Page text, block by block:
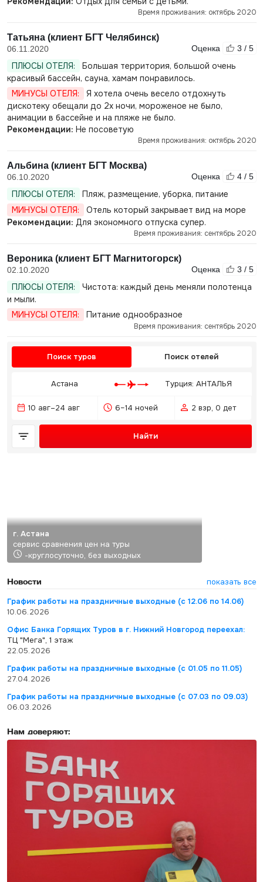
Время проживания: октябрь 2020
Татьяна (клиент БГТ Челябинск)
06.11.2020 Оценка 3 / 5
ПЛЮСЫ ОТЕЛЯ:
Большая территория, большой очень
красивый бассейн, сауна, хамам понравилось.
МИНУСЫ ОТЕЛЯ:
Я хотела очень весело отдохнуть
дискотеку обещали до 2х ночи, мороженое не было,
анимации в бассейне и на пляже не было.
Рекомендации: Не посоветую
Время проживания: октябрь 2020
Альбина (клиент БГТ Москва)
06.10.2020 Оценка 4 / 5
ПЛЮСЫ ОТЕЛЯ:
Пляж, размещение, уборка, питание
МИНУСЫ ОТЕЛЯ:
Отель который закрывает вид на море
Рекомендации: Для экономного отпуска супер.
Время проживания: сентябрь 2020
Вероника (клиент БГТ Магнитогорск)
02.10.2020 Оценка 3 / 5
ПЛЮСЫ ОТЕЛЯ:
Чистота: каждый день меняли полотенца
и мыли.
МИНУСЫ ОТЕЛЯ:
Питание однообразное
Время проживания: сентябрь 2020
Поиск туров Поиск отелей
Астана Турция: АНТАЛЬЯ
10 авг–24 авг 6–14 ночей 2 взр, 0 дет
Найти
г. Астана
сервис сравнения цен на туры
-круглосуточно, без выходных
Новости
показать все
График работы на праздничные выходные (с 12.06 по 14.06)
10.06.2026
Офис Банка Горящих Туров в г. Нижний Новгород переехал:
ТЦ "Мега", 1 этаж
22.05.2026
График работы на праздничные выходные (с 01.05 по 11.05)
27.04.2026
График работы на праздничные выходные (с 07.03 по 09.03)
06.03.2026
Нам доверяют: